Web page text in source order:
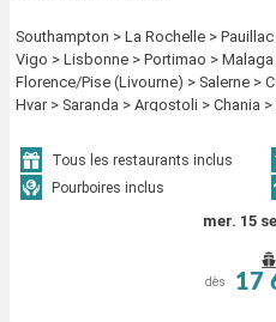
Southampton > La Rochelle >
Vigo > Lisbonne > Portimao >
Florence/Pise (Livourne) > Salerne >
Hvar > Saranda > Argostoli > Chania
Tous les restaurants inclus
Pourboires inclus
mer. 15
dès 17